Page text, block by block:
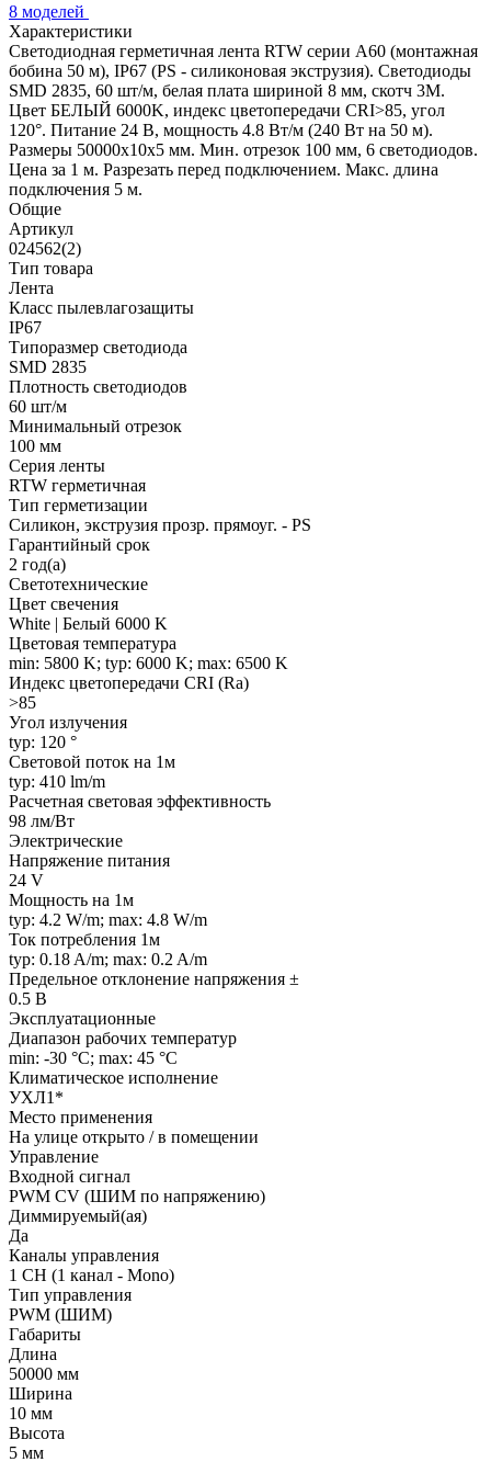
8 моделей
Характеристики
Светодиодная герметичная лента RTW серии A60 (монтажная
бобина 50 м), IP67 (PS - силиконовая экструзия). Светодиоды
SMD 2835, 60 шт/м, белая плата шириной 8 мм, скотч 3M.
Цвет БЕЛЫЙ 6000K, индекс цветопередачи CRI>85, угол
120°. Питание 24 В, мощность 4.8 Вт/м (240 Вт на 50 м).
Размеры 50000x10x5 мм. Мин. отрезок 100 мм, 6 светодиодов.
Цена за 1 м. Разрезать перед подключением. Макс. длина
подключения 5 м.
Общие
Артикул
024562(2)
Тип товара
Лента
Класс пылевлагозащиты
IP67
Типоразмер светодиода
SMD 2835
Плотность светодиодов
60 шт/м
Минимальный отрезок
100 мм
Серия ленты
RTW герметичная
Тип герметизации
Силикон, экструзия прозр. прямоуг. - PS
Гарантийный срок
2 год(а)
Светотехнические
Цвет свечения
White | Белый 6000 K
Цветовая температура
min: 5800 K; typ: 6000 K; max: 6500 K
Индекс цветопередачи CRI (Ra)
>85
Угол излучения
typ: 120 °
Световой поток на 1м
typ: 410 lm/m
Расчетная световая эффективность
98 лм/Вт
Электрические
Напряжение питания
24 V
Мощность на 1м
typ: 4.2 W/m; max: 4.8 W/m
Ток потребления 1м
typ: 0.18 A/m; max: 0.2 A/m
Предельное отклонение напряжения ±
0.5 В
Эксплуатационные
Диапазон рабочих температур
min: -30 °C; max: 45 °C
Климатическое исполнение
УХЛ1*
Место применения
На улице открыто / в помещении
Управление
Входной сигнал
PWM СV (ШИМ по напряжению)
Диммируемый(ая)
Да
Каналы управления
1 CH (1 канал - Mono)
Тип управления
PWM (ШИМ)
Габариты
Длина
50000 мм
Ширина
10 мм
Высота
5 мм